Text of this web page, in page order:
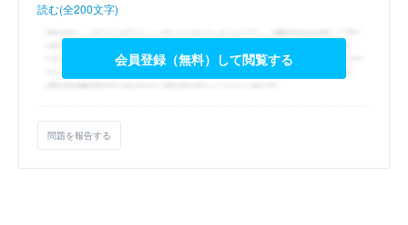
読む(全200文字)
会員登録（無料）して閲覧する
問題を報告する